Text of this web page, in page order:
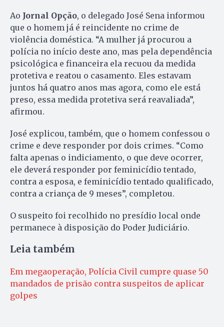
Ao Jornal Opção, o delegado José Sena informou
que o homem já é reincidente no crime de
violência doméstica. “A mulher já procurou a
polícia no início deste ano, mas pela dependência
psicológica e financeira ela recuou da medida
protetiva e reatou o casamento. Eles estavam
juntos há quatro anos mas agora, como ele está
preso, essa medida protetiva será reavaliada”,
afirmou.
José explicou, também, que o homem confessou o
crime e deve responder por dois crimes. “Como
falta apenas o indiciamento, o que deve ocorrer,
ele deverá responder por feminicídio tentado,
contra a esposa, e feminicídio tentado qualificado,
contra a criança de 9 meses”, completou.
O suspeito foi recolhido no presídio local onde
permanece à disposição do Poder Judiciário.
Leia também
Em megaoperação, Polícia Civil cumpre quase 50
mandados de prisão contra suspeitos de aplicar
golpes